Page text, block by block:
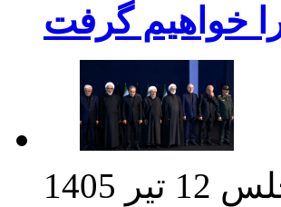
خواهیم گرفت
12 تیر 1405